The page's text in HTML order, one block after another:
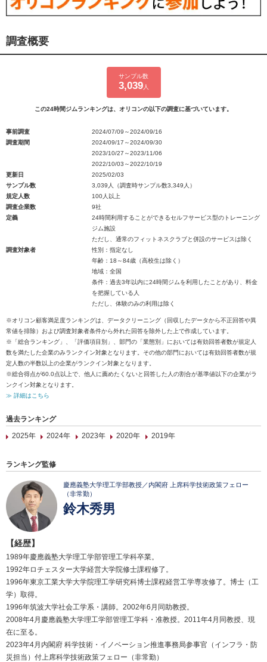
調査概要
サンプル数
3,039人
この24時間ジムランキングは、オリコンの以下の調査に基づいています。
事前調査
2024/07/09～2024/09/16
調査期間
2024/09/17～2024/09/30
2023/10/27～2023/11/06
2022/10/03～2022/10/19
更新日
2025/02/03
サンプル数
3,039人（調査時サンプル数3,349人）
規定人数
100人以上
調査企業数
9社
定義
24時間利用することができるセルフサービス型のトレーニング
ジム施設
ただし、通常のフィットネスクラブと併設のサービスは除く
調査対象者
性別：指定なし
年齢：18～84歳（高校生は除く）
地域：全国
条件：過去3年以内に24時間ジムを利用したことがあり、料金
を把握している人
ただし、体験のみの利用は除く
※オリコン顧客満足度ランキングは、データクリーニング（回収したデータから不正回答や異
常値を排除）および調査対象者条件から外れた回答を除外した上で作成しています。
※「総合ランキング」、「評価項目別」、部門の「業態別」においては有効回答者数が規定人
数を満たした企業のみランクイン対象となります。その他の部門においては有効回答者数が規
定人数の半数以上の企業がランクイン対象となります。
※総合得点が60.0点以上で、他人に薦めたくないと回答した人の割合が基準値以下の企業がラ
ンクイン対象となります。
≫ 詳細はこちら
過去ランキング
2025年
2024年 2023年 2020年 2019年
ランキング監修
慶應義塾大学理工学部教授／内閣府 上席科学技術政策フェロー
（非常勤）
鈴木秀男
【経歴】
1989年慶應義塾大学理工学部管理工学科卒業。
1992年ロチェスター大学経営大学院修士課程修了。
1996年東京工業大学大学院理工学研究科博士課程経営工学専攻修了。博士（工
学）取得。
1996年筑波大学社会工学系・講師。2002年6月同助教授。
2008年4月慶應義塾大学理工学部管理工学科・准教授。2011年4月同教授、現
在に至る。
2023年4月内閣府 科学技術・イノベーション推進事務局参事官（インフラ・防
災担当）付上席科学技術政策フェロー（非常勤）